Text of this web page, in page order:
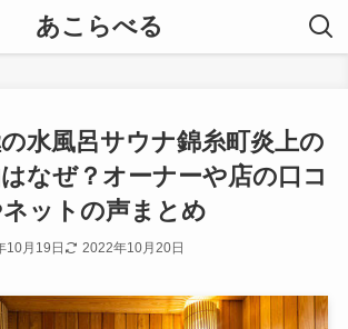
あこらべる
水風呂サウナ錦糸町炎上の
なぜ？オーナーや店の口コ
ネットの声まとめ
10月19日 2022年10月20日